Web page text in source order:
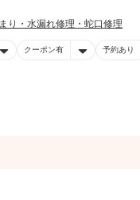
り・水漏れ修理・蛇口修理
クーポン有 予約あり